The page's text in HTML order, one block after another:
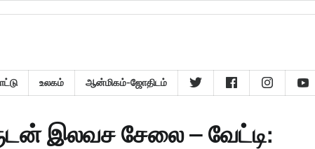
உலகம் ஆன்மிகம்-ஜோதிடம்
இலவச சேலை – வேட்டி: